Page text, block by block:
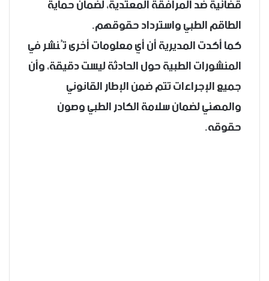
الطاقم الطبي واسترداد حقوقهم.
كما أكدت المديرية أن أي معلومات أخرى تُنشر في
المنشورات الطبية حول الحادثة ليست دقيقة، وأن
جميع الإجراءات تتم ضمن الإطار القانوني
والمهني لضمان سلامة الكادر الطبي وصون
حقوقه.